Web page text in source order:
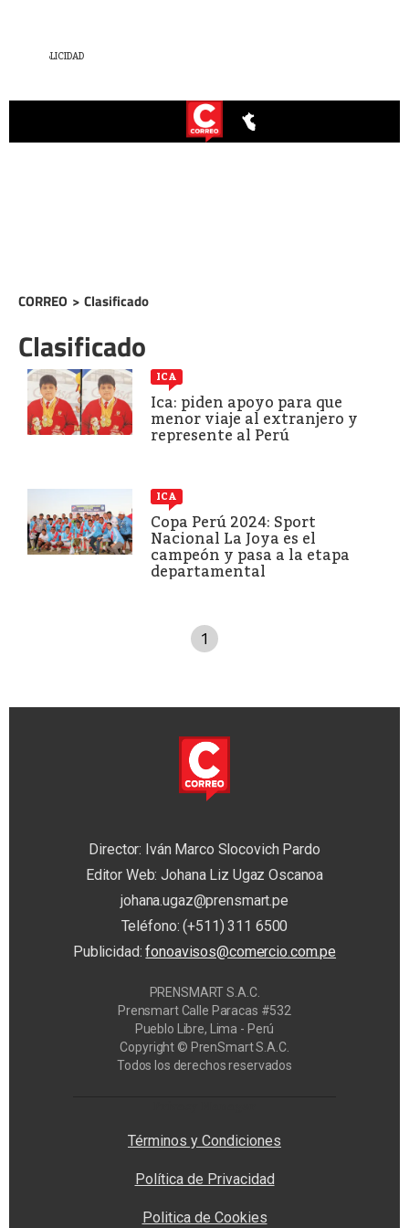
CORREO > Clasificado
Clasificado
ICA
Ica: piden apoyo para que
menor viaje al extranjero y
represente al Perú
ICA
Copa Perú 2024: Sport
Nacional La Joya es el
campeón y pasa a la etapa
departamental
1
Director: Iván Marco Slocovich Pardo
Editor Web: Johana Liz Ugaz Oscanoa
johana.ugaz@prensmart.pe
Teléfono: (+511) 311 6500
Publicidad:fonoavisos@comercio.com.pe
PRENSMART S.A.C.
Prensmart Calle Paracas #532
Pueblo Libre, Lima - Perú
Copyright © PrenSmart S.A.C.
Todos los derechos reservados
Términos y Condiciones
Política de Privacidad
Politica de Cookies